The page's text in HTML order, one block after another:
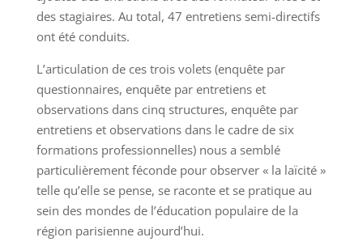
des stagiaires. Au total, 47 entretiens semi-directifs
ont été conduits.
L’articulation de ces trois volets (enquête par
questionnaires, enquête par entretiens et
observations dans cinq structures, enquête par
entretiens et observations dans le cadre de six
formations professionnelles) nous a semblé
particulièrement féconde pour observer « la laïcité »
telle qu’elle se pense, se raconte et se pratique au
sein des mondes de l’éducation populaire de la
région parisienne aujourd’hui.